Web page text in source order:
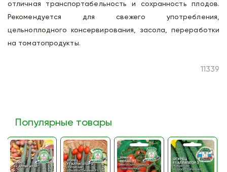
отличная транспортабельность и сохранность плодов.
Рекомендуется для свежего употребления,
цельноплодного консервирования, засола, переработки
на томатопродукты.
11339
Популярные товары